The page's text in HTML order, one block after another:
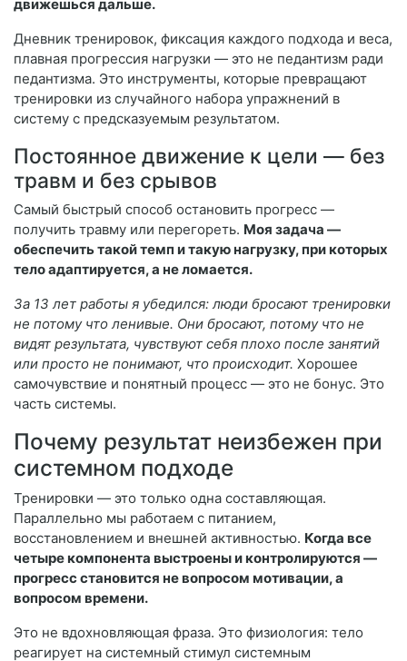
движешься дальше.
Дневник тренировок, фиксация каждого подхода и веса,
плавная прогрессия нагрузки — это не педантизм ради
педантизма. Это инструменты, которые превращают
тренировки из случайного набора упражнений в
систему с предсказуемым результатом.
Постоянное движение к цели — без
травм и без срывов
Самый быстрый способ остановить прогресс —
получить травму или перегореть. Моя задача —
обеспечить такой темп и такую нагрузку, при которых
тело адаптируется, а не ломается.
За 13 лет работы я убедился: люди бросают тренировки
не потому что ленивые. Они бросают, потому что не
видят результата, чувствуют себя плохо после занятий
или просто не понимают, что происходит. Хорошее
самочувствие и понятный процесс — это не бонус. Это
часть системы.
Почему результат неизбежен при
системном подходе
Тренировки — это только одна составляющая.
Параллельно мы работаем с питанием,
восстановлением и внешней активностью. Когда все
четыре компонента выстроены и контролируются —
прогресс становится не вопросом мотивации, а
вопросом времени.
Это не вдохновляющая фраза. Это физиология: тело
реагирует на системный стимул системным